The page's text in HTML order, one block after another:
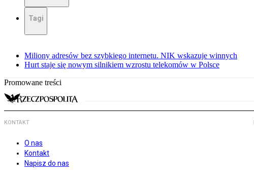
Tagi
Miliony adresów bez szybkiego internetu. NIK wskazuje winnych
Hurt staje się nowym silnikiem wzrostu telekomów w Polsce
Promowane treści
KONTAKT
O nas
Kontakt
Napisz do nas